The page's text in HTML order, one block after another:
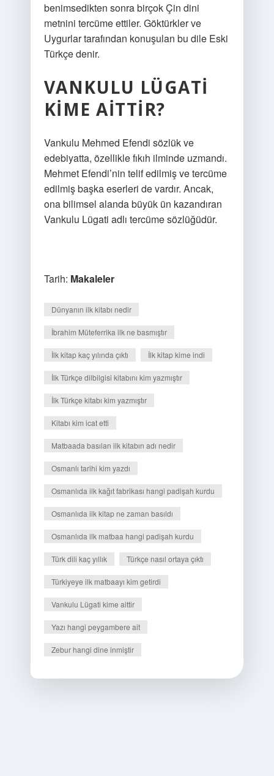
benimsedikten sonra birçok Çin dini
metnini tercüme ettiler. Göktürkler ve
Uygurlar tarafından konuşulan bu dile Eski
Türkçe denir.
VANKULU LÜGATI
KIME AITTIR?
Vankulu Mehmed Efendi sözlük ve
edebiyatta, özellikle fıkıh ilminde uzmandı.
Mehmet Efendi’nin telif edilmiş ve tercüme
edilmiş başka eserleri de vardır. Ancak,
ona bilimsel alanda büyük ün kazandıran
Vankulu Lügati adlı tercüme sözlüğüdür.
Tarih: Makaleler
Dünyanın ilk kitabı nedir
İbrahim Müteferrika ilk ne basmıştır
İlk kitap kaç yılında çıktı İlk kitap kime indi
İlk Türkçe dilbilgisi kitabını kim yazmıştır
İlk Türkçe kitabı kim yazmıştır
Kitabı kim icat etti
Matbaada basılan ilk kitabın adı nedir
Osmanlı tarihi kim yazdı
Osmanlıda ilk kağıt fabrikası hangi padişah kurdu
Osmanlıda ilk kitap ne zaman basıldı
Osmanlıda ilk matbaa hangi padişah kurdu
Türk dili kaç yıllık Türkçe nasıl ortaya çıktı
Türkiyeye ilk matbaayı kim getirdi
Vankulu Lügati kime aittir
Yazı hangi peygambere ait
Zebur hangi dine inmiştir